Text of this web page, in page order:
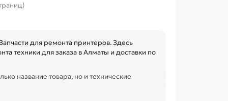
для ремонта принтеров. Здесь
техники для заказа в Алматы и доставки по
название товара, но и технические